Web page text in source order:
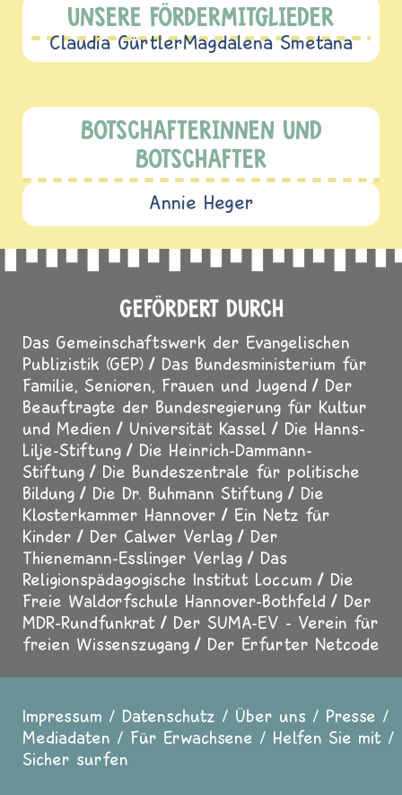
UNSERE FÖRDERMITGLIEDER
Claudia GürtlerMagdalena Smetana
BOTSCHAFTERINNEN UND
BOTSCHAFTER
Annie Heger
GEFÖRDERT DURCH
Das Gemeinschaftswerk der Evangelischen
Publizistik (GEP)
Das Bundesministerium für
Familie, Senioren, Frauen und Jugend
Der
Beauftragte der Bundesregierung für Kultur
und Medien
Universität Kassel
Die Hanns-
Lilje-Stiftung
Die Heinrich-Dammann-
Stiftung
Die Bundeszentrale für politische
Bildung
Die Dr. Buhmann Stiftung
Die
Klosterkammer Hannover
Ein Netz für
Kinder
Der Calwer Verlag
Der
Thienemann-Esslinger Verlag
Das
Religionspädagogische Institut Loccum
Die
Freie Waldorfschule Hannover-Bothfeld
Der
MDR-Rundfunkrat
Der SUMA-EV - Verein für
freien Wissenszugang
Der Erfurter Netcode
Fußzeile
Impressum Datenschutz Über uns
Presse
Mediadaten
Für Erwachsene
Helfen Sie mit
Sicher surfen